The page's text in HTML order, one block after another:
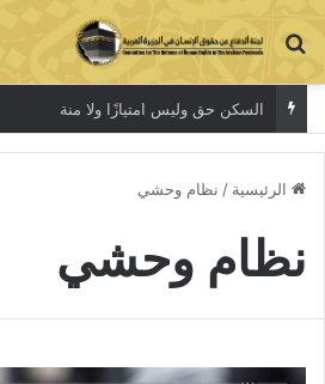
بحث عن
السكن حق وليس امتيازًا ولا منة
الرئيسية / نظام وحشي
نظام وحشي